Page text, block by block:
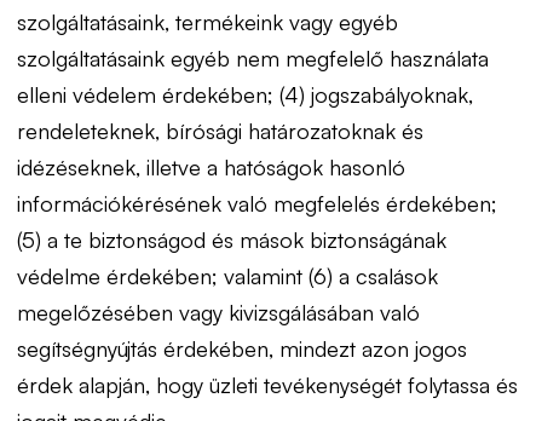
szolgáltatásaink, termékeink vagy egyéb
szolgáltatásaink egyéb nem megfelelő használata
elleni védelem érdekében; (4) jogszabályoknak,
rendeleteknek, bírósági határozatoknak és
idézéseknek, illetve a hatóságok hasonló
információkérésének való megfelelés érdekében;
(5) a te biztonságod és mások biztonságának
védelme érdekében; valamint (6) a csalások
megelőzésében vagy kivizsgálásában való
segítségnyújtás érdekében, mindezt azon jogos
érdek alapján, hogy üzleti tevékenységét folytassa és
Kapcsolat
Állások keresése